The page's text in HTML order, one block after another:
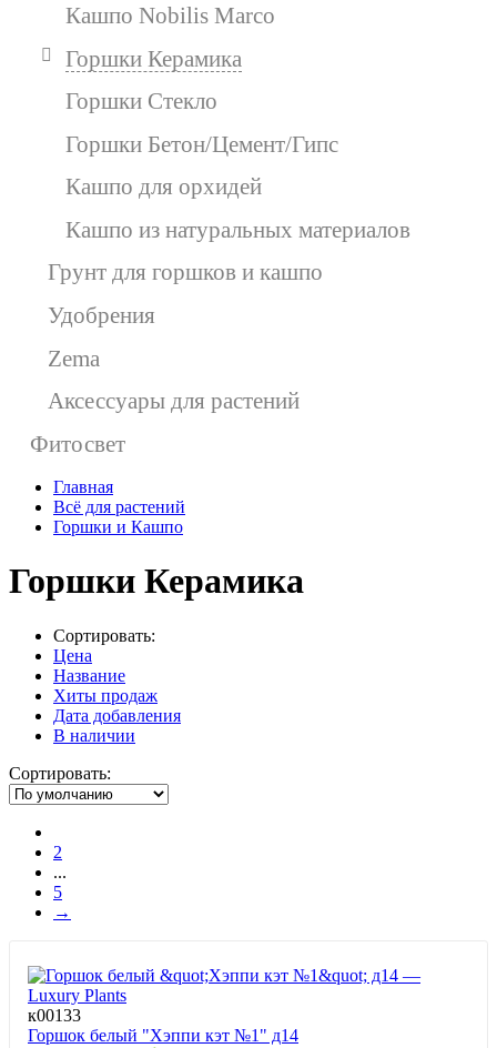
Кашпо Nobilis Marco
Горшки Керамика
Горшки Стекло
Горшки Бетон/Цемент/Гипс
Кашпо для орхидей
Кашпо из натуральных материалов
Грунт для горшков и кашпо
Удобрения
Zema
Аксессуары для растений
Фитосвет
Главная
Всё для растений
Горшки и Кашпо
Горшки Керамика
Сортировать:
Цена
Название
Хиты продаж
Дата добавления
В наличии
Сортировать:
2
...
5
→
к00133
Горшок белый "Хэппи кэт №1" д14